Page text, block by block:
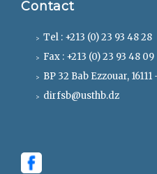
Contact
Tel : +213 (0) 23 93 48 28
Fax : +213 (0) 23 93 48 09
BP 32 Bab Ezzouar, 16111
dirfsb@usthb.dz